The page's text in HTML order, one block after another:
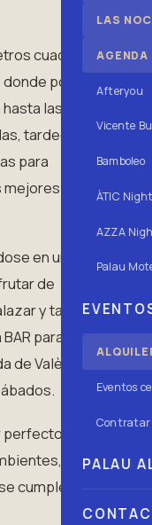
LAS
Afteryou
Vicente
Bamboleo
ÀTIC
AZZA
Palau
Eventos
Contratar
PALAU
cuadrados,
podrás
las 02:30
tardeos,
para
vistas
en un
de
y también
para
de València
para
dos
cumplen en